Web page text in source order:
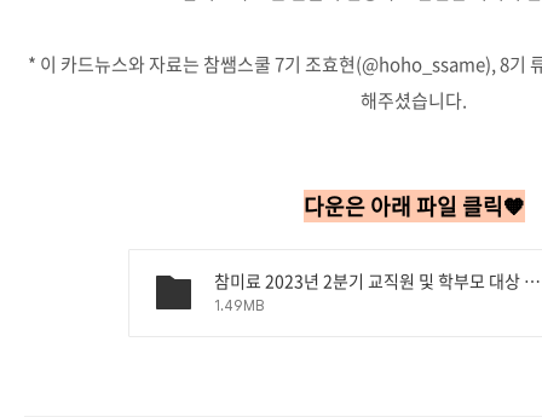
* 이 카드뉴스와 자료는 참쌤스쿨 7기 조효현(@hoho_ssame), 8기
해주셨습니다.
다운은 아래 파일 클릭🧡
참미료 2023년 2분기 교직원 및 학부모 대상 영양소식지.hwp
1.49MB